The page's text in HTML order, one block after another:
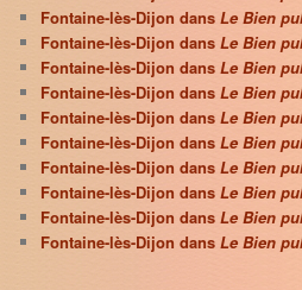
Fontaine-lès-Dijon dansLe Bien
Fontaine-lès-Dijon dansLe Bien
Fontaine-lès-Dijon dansLe Bien
Fontaine-lès-Dijon dansLe Bien
Fontaine-lès-Dijon dansLe Bien
Fontaine-lès-Dijon dansLe Bien
Fontaine-lès-Dijon dansLe Bien
Fontaine-lès-Dijon dansLe Bien
Fontaine-lès-Dijon dansLe Bien
Fontaine-lès-Dijon dansLe Bien